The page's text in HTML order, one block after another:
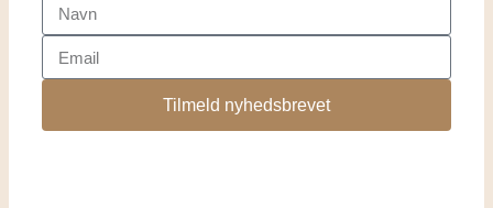
Tilmeld nyhedsbrevet